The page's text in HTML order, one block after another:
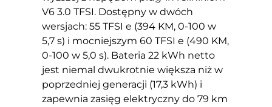
V6 3.0 TFSI. Dostępny w dwóch
wersjach: 55 TFSI e (394 KM, 0-100 w
5,7 s) i mocniejszym 60 TFSI e (490 KM,
0-100 w 5,0 s). Bateria 22 kWh netto
jest niemal dwukrotnie większa niż w
poprzedniej generacji (17,3 kWh) i
zapewnia zasięg elektryczny do 79 km